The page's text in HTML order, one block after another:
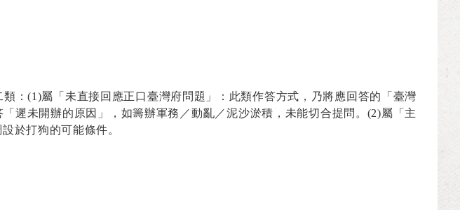
類：(1)屬「未直接回應正口臺灣府問題」：此類作答方式，乃將應回答的「臺灣
遲未開辦的原因」，如籌辦軍務／動亂／泥沙淤積，未能切合提問。 (2)屬「主
於打狗的可能條件。